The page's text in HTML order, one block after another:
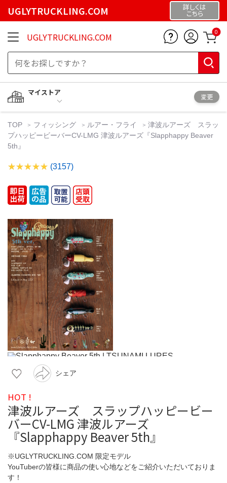
UGLYTRUCKLING.COM 詳しくは
こちら
UGLYTRUCKLING.COM 0
マイストア
変更
TOP フィッシング ルアー・フライ
津波ルアーズ スラッ
プハッピービーバーCV-LMG 津波ルアーズ『Slapphappy Beaver
5th』
(3157)
シェア
HOT !
津波ルアーズ スラップハッピービー
バーCV-LMG 津波ルアーズ
『Slapphappy Beaver 5th』
※UGLYTRUCKLING.COM 限定モデル
YouTuberの皆様に商品の使い心地などをご紹介いただいておりま
す！